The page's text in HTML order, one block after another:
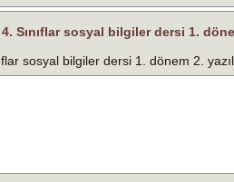
4. Sınıflar sosyal bilgiler dersi 1.
sosyal bilgiler dersi 1. dönem 2.